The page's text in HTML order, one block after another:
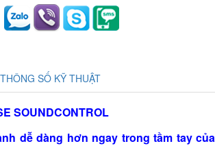
THÔNG SỐ KỸ THUẬT
SOUNDCONTROL
dễ dàng hơn ngay trong tầm tay của